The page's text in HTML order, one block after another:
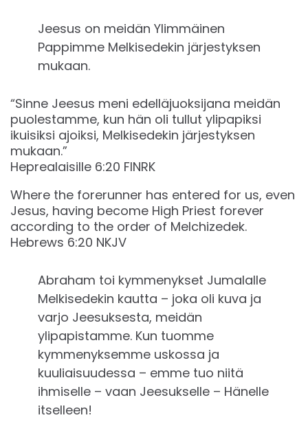
Jeesus on meidän Ylimmäinen
Pappimme Melkisedekin järjestyksen
mukaan.
“Sinne Jeesus meni edelläjuoksijana meidän
puolestamme, kun hän oli tullut ylipapiksi
ikuisiksi ajoiksi, Melkisedekin järjestyksen
mukaan.”
‭‭Heprealaisille‬ ‭6‬:‭20‬ ‭FINRK‬‬
Where the forerunner has entered for us, even
Jesus, having become High Priest forever
according to the order of Melchizedek.
Hebrews 6:20 NKJV
Abraham toi kymmenykset Jumalalle
Melkisedekin kautta – joka oli kuva ja
varjo Jeesuksesta, meidän
ylipapistamme. Kun tuomme
kymmenyksemme uskossa ja
kuuliaisuudessa – emme tuo niitä
ihmiselle – vaan Jeesukselle – Hänelle
itselleen!